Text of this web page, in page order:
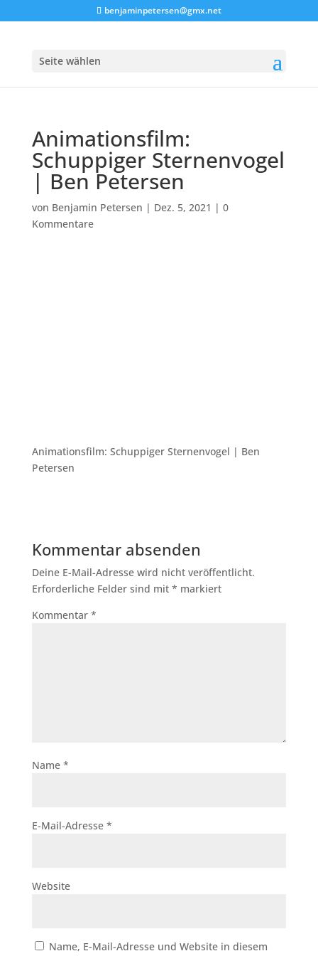
benjaminpetersen@gmx.net
Seite wählen
Animationsfilm:
Schuppiger Sternenvogel
| Ben Petersen
von Benjamin Petersen | Dez. 5, 2021 | 0
Kommentare
Animationsfilm: Schuppiger Sternenvogel | Ben
Petersen
Kommentar absenden
Deine E-Mail-Adresse wird nicht veröffentlicht.
Erforderliche Felder sind mit * markiert
Kommentar *
Name *
E-Mail-Adresse *
Website
Name, E-Mail-Adresse und Website in diesem